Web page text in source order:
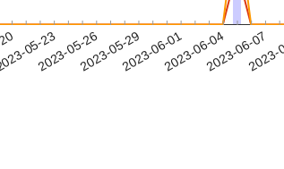
05-23
2023-05-262023-05-292023-06-012023-06-042023-06-07